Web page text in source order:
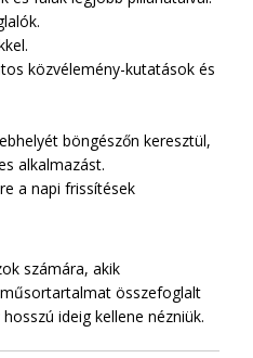
közvélemény-kutatások és
böngészőn keresztül,
alkalmazást.
a napi frissítések
számára, akik
összefoglalt
ideig kellene nézniük.